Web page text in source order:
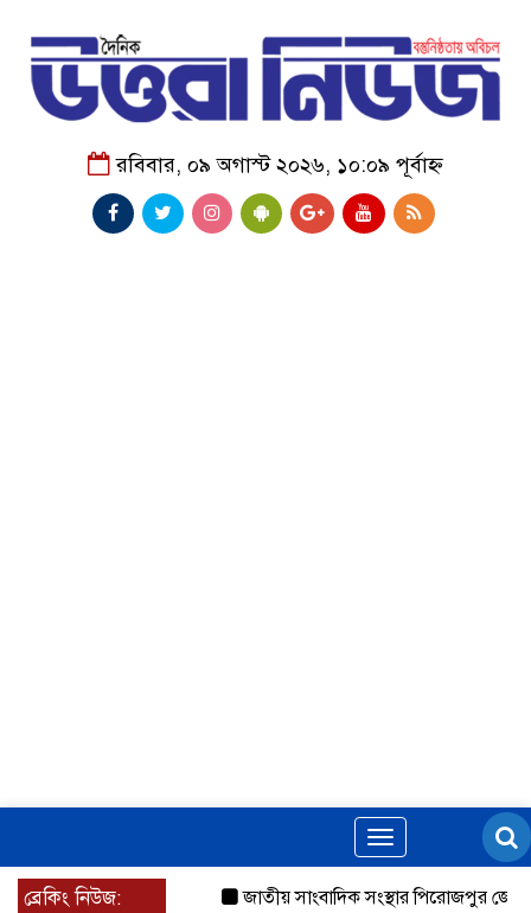
রবিবার, ০৯ অগাস্ট ২০২৬, ১০:০৯ পূর্বাহ্ন
Toggle
navigation
ব্রেকিং নিউজ: জাতীয় সাংবাদিক সংস্থার পিরোজপুর